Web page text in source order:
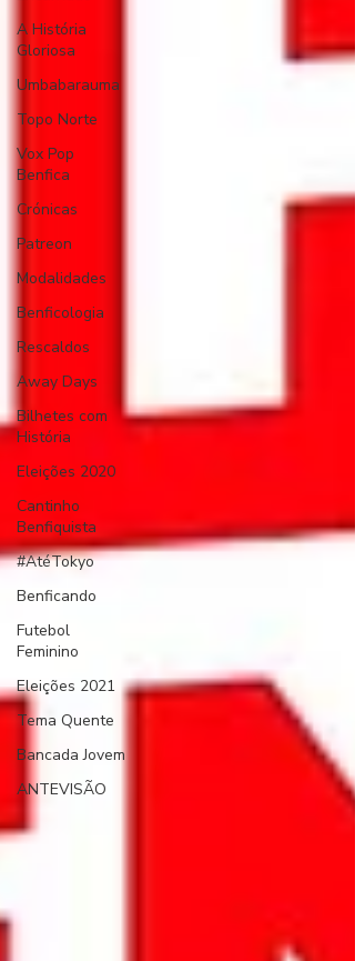
A História
Gloriosa
Umbabarauma
Topo Norte
Vox Pop
Benfica
Crónicas
Patreon
Modalidades
Benficologia
Rescaldos
Away Days
Bilhetes com
História
Eleições 2020
Cantinho
Benfiquista
#AtéTokyo
Benficando
Futebol
Feminino
Eleições 2021
Tema Quente
Bancada Jovem
ANTEVISÃO